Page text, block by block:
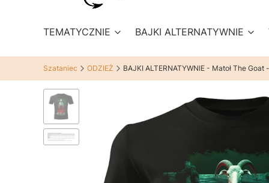
TEMATYCZNIE BAJKI ALTERNATYWNIE
Szataniec ODZIEŻ BAJKI ALTERNATYWNIE - Matoł The